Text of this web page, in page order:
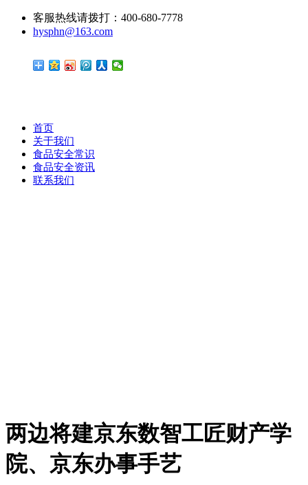
客服热线请拨打：400-680-7778
hysphn@163.com
首页
关于我们
食品安全常识
食品安全资讯
联系我们
两边将建京东数智工匠财产学
院、京东办事手艺